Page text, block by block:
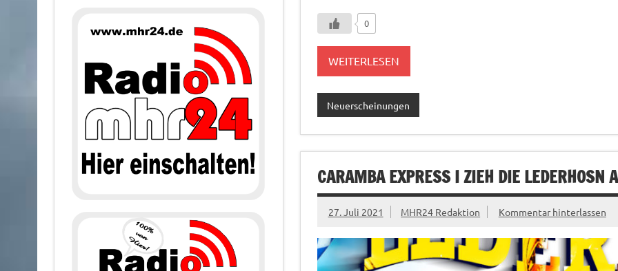
0
WEITERLESEN
Neuerscheinungen
CARAMBA EXPRESS I ZIEH DIE LEDERHOSN
27. Juli 2021 MHR24 Redaktion Kommentar hinterlassen